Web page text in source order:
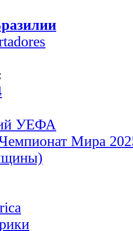
УЕФА
Мира